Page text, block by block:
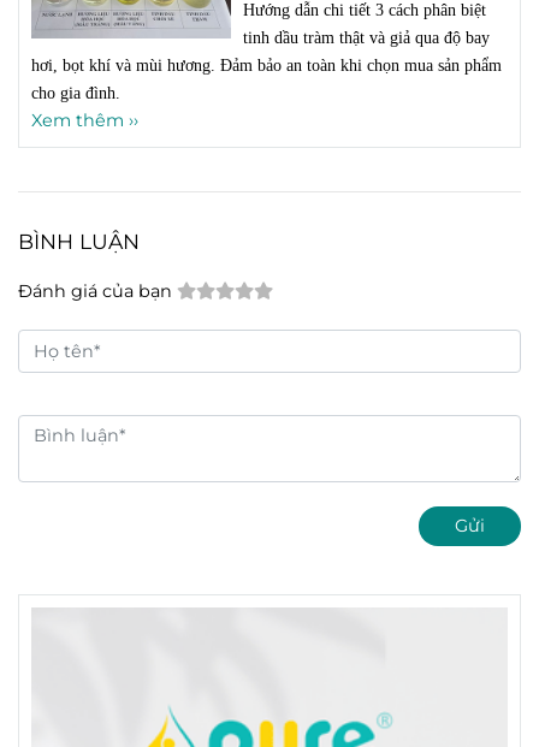
Hướng dẫn chi tiết 3 cách phân biệt
tinh dầu tràm thật và giả qua độ bay
hơi, bọt khí và mùi hương. Đảm bảo an toàn khi chọn mua sản phẩm
cho gia đình.
Xem thêm ››
BÌNH LUẬN
Đánh giá của bạn
Gửi